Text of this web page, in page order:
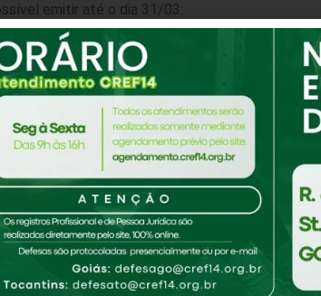
emitir até o dia 31/03.
n°113/2022
situação junto ao CREF14 e garantir a
na região. Não perca os descontos
Acesse o site do conselho e saiba mais
boleto!